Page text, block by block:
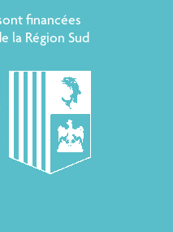
financées
la Région Sud